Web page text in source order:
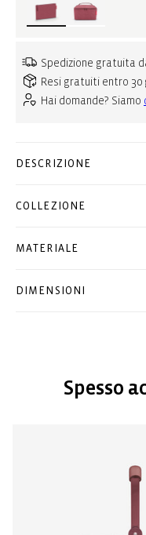
Spedizione gratuita
Resi gratuiti entro 30
Hai domande? Siamo
DESCRIZIONE
COLLEZIONE
MATERIALE
DIMENSIONI
Spesso